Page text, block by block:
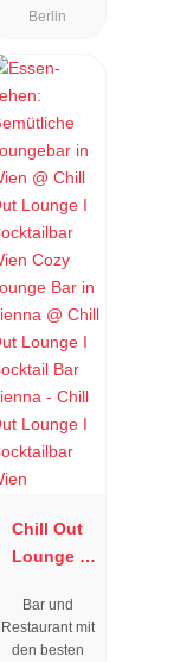
Berlin
Chill Out
Lounge I
Wien
Bar und
Restaurant mit
den besten